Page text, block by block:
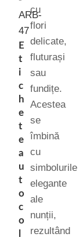
E
t
i
c
h
e
t
e
a
u
t
o
c
o
cu
flori
delicate,
fluturași
sau
fundițe.
Acestea
se
îmbină
cu
simbolurile
elegante
ale
nunții,
rezultând